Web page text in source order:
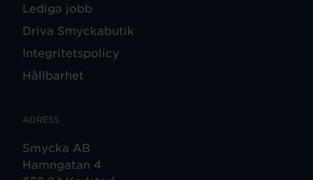
Lediga jobb
Driva Smyckabutik
Integritetspolicy
Hållbarhet
ADRESS
Smycka AB
Hamngatan 4